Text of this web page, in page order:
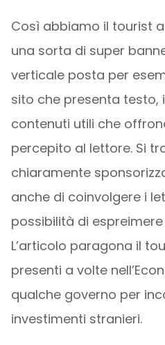
Così abbiamo il tourist
una sorta di super
verticale posta per
sito che presenta testo,
contenuti utili che
percepito al lettore. Si
chiaramente
anche di coinvolgere i
possibilità di
L’articolo paragona il
presenti a volte
qualche governo per
investimenti stranieri.